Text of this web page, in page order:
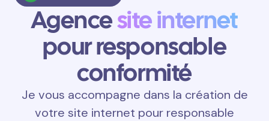
Agencesite internet
pour responsable
conformité
Je vous accompagne dans la création de
votre site internet pour responsable